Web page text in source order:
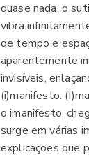
quase nada, o
vibra
de tempo e
aparentemente
invisíveis,
(i)manifesto.
o imanifesto,
surge em várias
explicações que